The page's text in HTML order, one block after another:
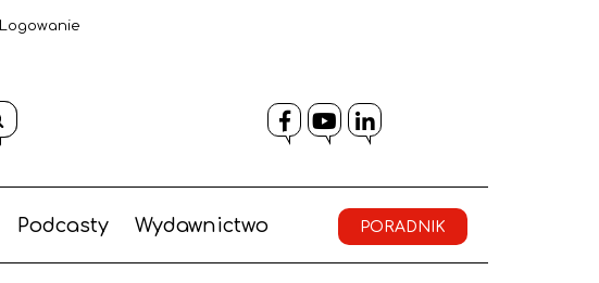
Logowanie
Facebook
YouTube
LinkedIn
Podcasty Wydawnictwo PORADNIK